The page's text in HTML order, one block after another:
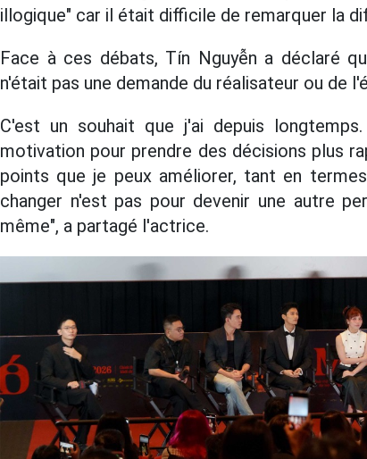
illogique" car il était difficile de remarquer la
Face à ces débats, Tín Nguyễn a déclaré
n'était pas une demande du réalisateur ou de
C'est un souhait que j'ai depuis
motivation pour prendre des décisions plus
points que je peux améliorer, tant en
changer n'est pas pour devenir une autre
même", a partagé l'actrice.